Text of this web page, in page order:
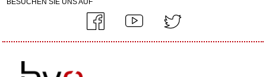
BESUCHEN SIE UNS AUF